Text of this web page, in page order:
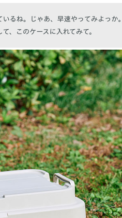
るね。じゃあ、早速やってみよっか。
、このケースに入れてみて。